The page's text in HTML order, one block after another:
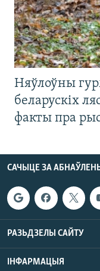
Няўлоўны
беларускіх
факты пра
САЧЫЦЕ ЗА
РАЗЬДЗЕЛЫ САЙТУ
ІНФАРМАЦЫЯ